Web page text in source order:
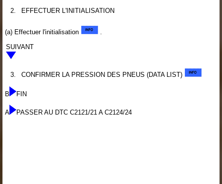
2. EFFECTUER L'INITIALISATION
(a) Effectuer l'initialisation
SUIVANT
3. CONFIRMER LA PRESSION DES PNEUS (DATA LIST)
B FIN
A PASSER AU DTC C2121/21 A C2124/24